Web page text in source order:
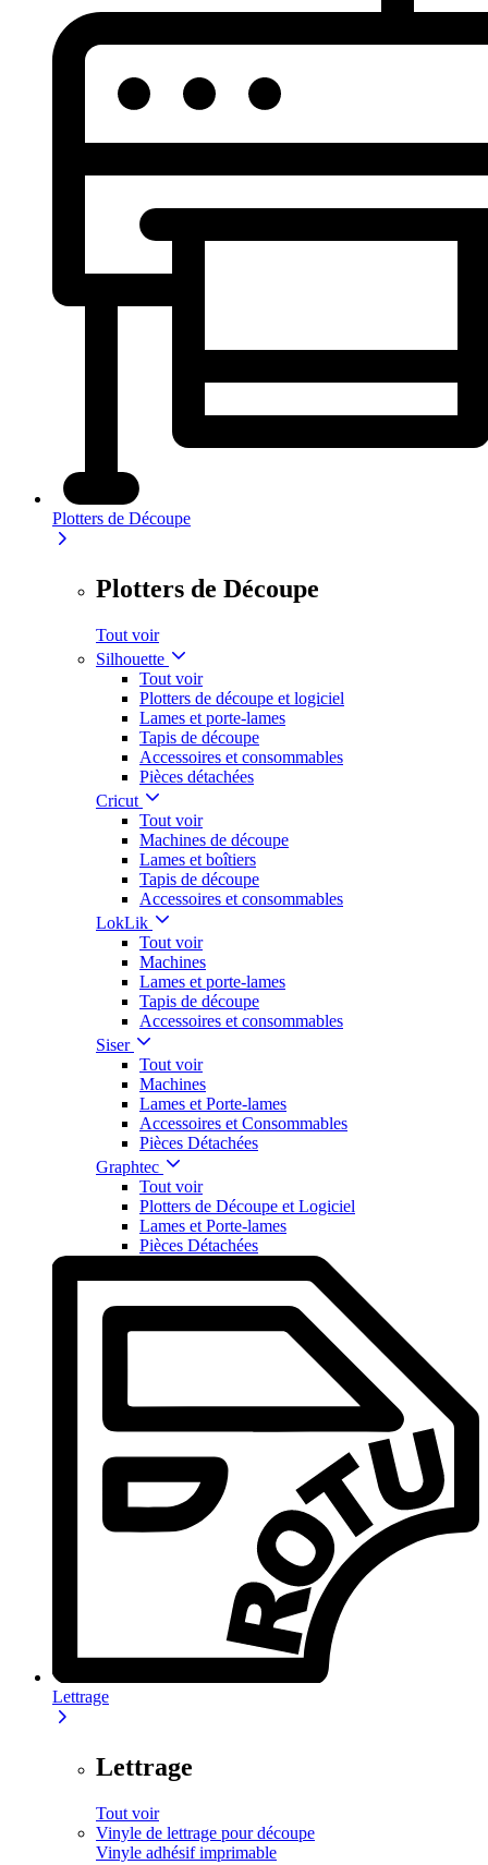
Plotters de Découpe
Plotters de Découpe
Tout voir
Silhouette
Tout voir
Plotters de découpe et logiciel
Lames et porte-lames
Tapis de découpe
Accessoires et consommables
Pièces détachées
Cricut
Tout voir
Machines de découpe
Lames et boîtiers
Tapis de découpe
Accessoires et consommables
LokLik
Tout voir
Machines
Lames et porte-lames
Tapis de découpe
Accessoires et consommables
Siser
Tout voir
Machines
Lames et Porte-lames
Accessoires et Consommables
Pièces Détachées
Graphtec
Tout voir
Plotters de Découpe et Logiciel
Lames et Porte-lames
Pièces Détachées
Lettrage
Lettrage
Tout voir
Vinyle de lettrage pour découpe
Vinyle adhésif imprimable